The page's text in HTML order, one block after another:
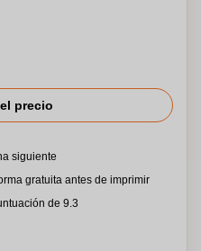
precio
siguiente
gratuita antes de imprimir
de 9.3